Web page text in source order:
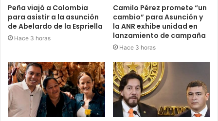
Peña viajó a Colombia
para asistir a la asunción
de Abelardo de la Espriella
Hace 3 horas
Camilo Pérez promete “un
cambio” para Asunción y
la ANR exhibe unidad en
lanzamiento de campaña
Hace 3 horas